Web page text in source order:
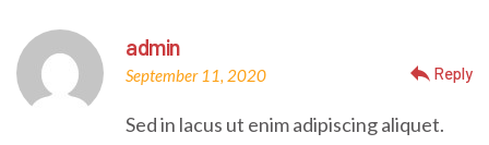
admin
September 11, 2020 reply Reply
Sed in lacus ut enim adipiscing aliquet.